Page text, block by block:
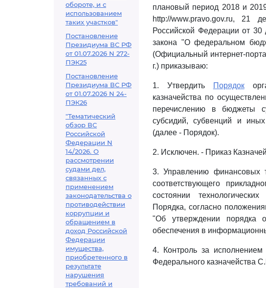
обороте, и с
использованием
таких участков"
Постановление
Президиума ВС РФ
от 01.07.2026 N 272-
ПЭК25
Постановление
Президиума ВС РФ
от 01.07.2026 N 24-
ПЭК26
"Тематический
обзор ВС
Российской
Федерации N
14/2026. О
рассмотрении
судами дел,
связанных с
применением
законодательства о
противодействии
коррупции и
обращением в
доход Российской
Федерации
имущества,
приобретенного в
результате
нарушения
требований и
плановый период 2018 и
http://www.pravo.gov.ru, 21
Российской Федерации от
закона "О федеральном
(Официальный интернет-
г.) приказываю:
1. Утвердить Порядок
казначейства по
перечислению в бюджеты
субсидий, субвенций и
(далее - Порядок).
2. Исключен. - Приказ
3. Управлению финансовых
соответствующего
состоянии
Порядка, согласно
"Об утверждении порядка
обеспечения в
4. Контроль за исполнением
Федерального казначейства